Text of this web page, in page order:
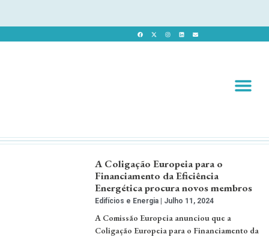
A Coligação Europeia para o
Financiamento da Eficiência
Energética procura novos membros
Edifícios e Energia Julho 11, 2024
A Comissão Europeia anunciou que a
Coligação Europeia para o Financiamento da